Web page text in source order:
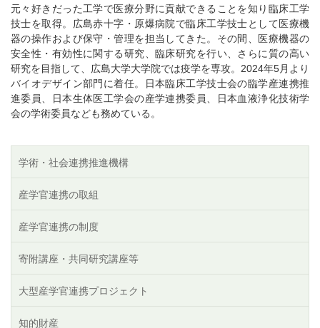
元々好きだった工学で医療分野に貢献できることを知り臨床工学
技士を取得。広島赤十字・原爆病院で臨床工学技士として医療機
器の操作および保守・管理を担当してきた。その間、医療機器の
安全性・有効性に関する研究、臨床研究を行い、さらに質の高い
研究を目指して、広島大学大学院では疫学を専攻。2024年5月より
バイオデザイン部門に着任。日本臨床工学技士会の臨学産連携推
進委員、日本生体医工学会の産学連携委員、日本血液浄化技術学
会の学術委員なども務めている。
学術・社会連携推進機構
産学官連携の取組
産学官連携の制度
寄附講座・共同研究講座等
大型産学官連携プロジェクト
知的財産